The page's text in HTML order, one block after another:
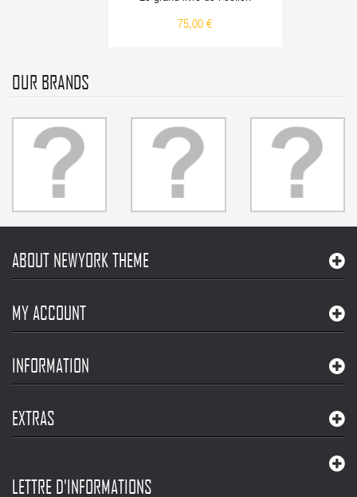
75,00 €
OUR BRANDS
ABOUT NEWYORK THEME
MY ACCOUNT
INFORMATION
EXTRAS
LETTRE D'INFORMATIONS